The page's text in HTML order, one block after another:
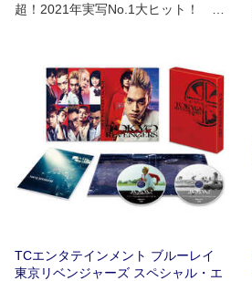
超！2021年実写No.1大ヒット！ 仲
ベンジが今始まる――
TCエンタテインメント ブルーレイ
東京リベンジャーズ スペシャル・エ